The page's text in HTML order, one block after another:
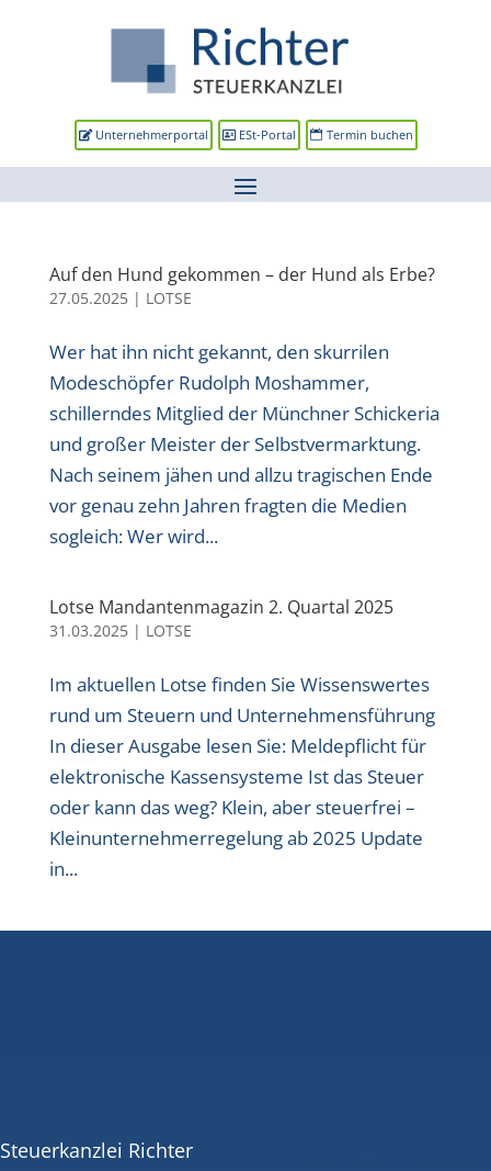
Unternehmerportal ESt-Portal Termin buchen
Auf den Hund gekommen – der Hund als Erbe?
27.05.2025| LOTSE
Wer hat ihn nicht gekannt, den skurrilen
Modeschöpfer Rudolph Moshammer,
schillerndes Mitglied der Münchner Schickeria
und großer Meister der Selbstvermarktung.
Nach seinem jähen und allzu tragischen Ende
vor genau zehn Jahren fragten die Medien
sogleich: Wer wird...
Lotse Mandantenmagazin 2. Quartal 2025
31.03.2025| LOTSE
Im aktuellen Lotse finden Sie Wissenswertes
rund um Steuern und Unternehmensführung
In dieser Ausgabe lesen Sie: Meldepflicht für
elektronische Kassensysteme Ist das Steuer
oder kann das weg? Klein, aber steuerfrei –
Kleinunternehmerregelung ab 2025 Update
in...
Steuerkanzlei Richter